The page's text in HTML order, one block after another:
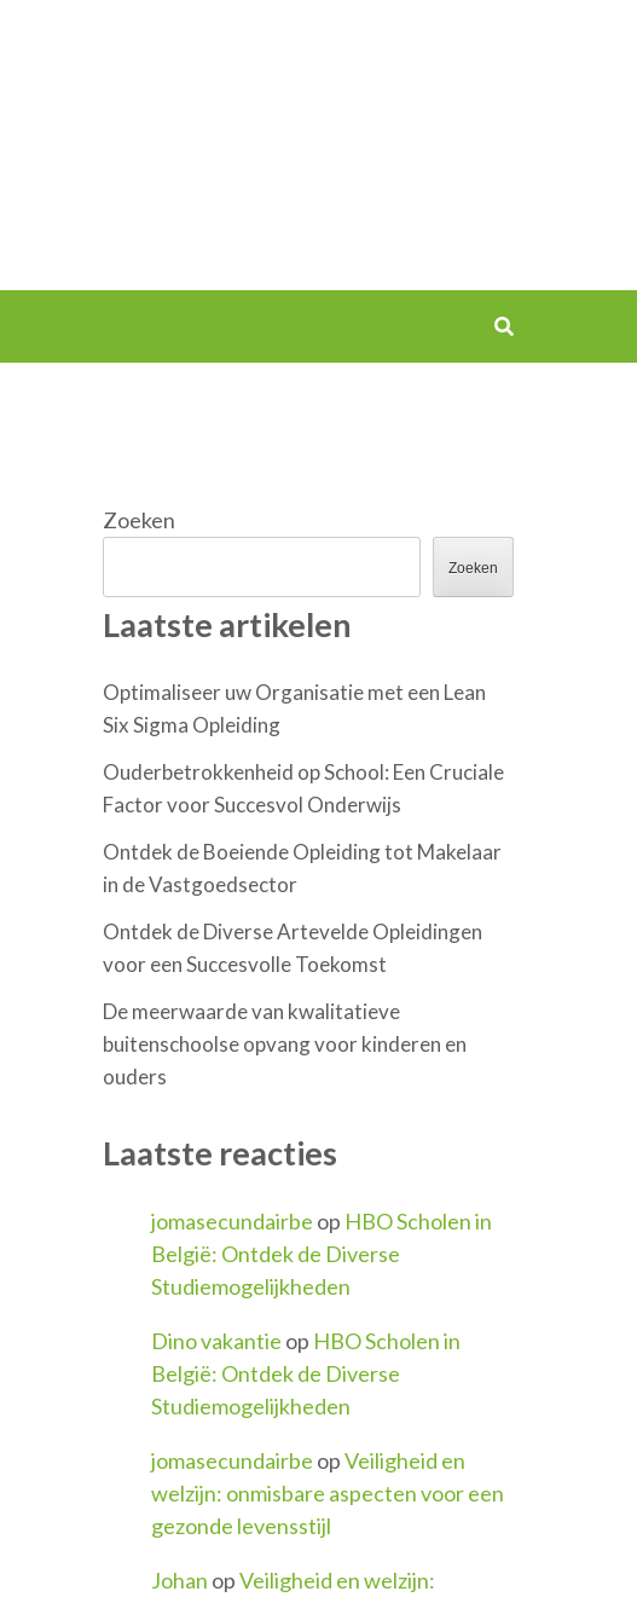
Zoeken
Zoeken
Laatste artikelen
Optimaliseer uw Organisatie met een Lean
Six Sigma Opleiding
Ouderbetrokkenheid op School: Een Cruciale
Factor voor Succesvol Onderwijs
Ontdek de Boeiende Opleiding tot Makelaar
in de Vastgoedsector
Ontdek de Diverse Artevelde Opleidingen
voor een Succesvolle Toekomst
De meerwaarde van kwalitatieve
buitenschoolse opvang voor kinderen en
ouders
Laatste reacties
jomasecundairbe op HBO Scholen in
België: Ontdek de Diverse
Studiemogelijkheden
Dino vakantie op HBO Scholen in
België: Ontdek de Diverse
Studiemogelijkheden
jomasecundairbe opVeiligheid en
welzijn: onmisbare aspecten voor een
gezonde levensstijl
Johan opVeiligheid en welzijn: